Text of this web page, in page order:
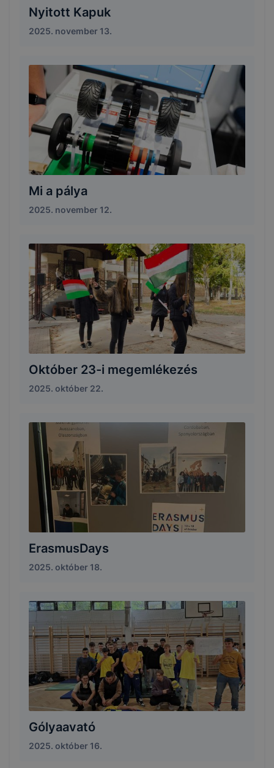
Nyitott Kapuk
2025. november 13.
Mi a pálya
2025. november 12.
Október 23-i megemlékezés
2025. október 22.
ErasmusDays
2025. október 18.
Gólyaavató
2025. október 16.